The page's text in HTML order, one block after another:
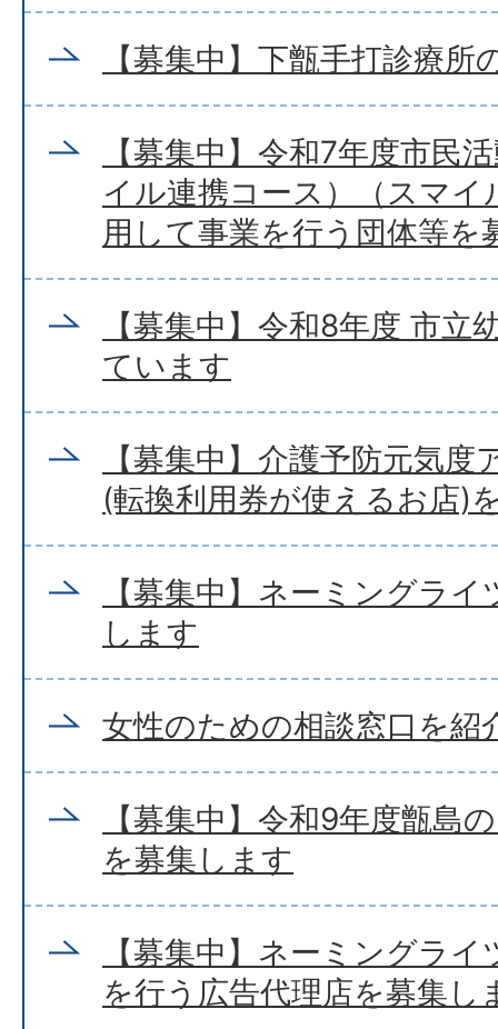
【募集中】下甑手打診療
【募集中】令和7年度市民
イル連携コース）（スマイ
用して事業を行う団体等を
【募集中】令和8年度 市立
ています
【募集中】介護予防元気
(転換利用券が使えるお店)
【募集中】ネーミングラ
します
女性のための相談窓口を紹
【募集中】令和9年度甑島
を募集します
【募集中】ネーミングラ
を行う広告代理店を募集し